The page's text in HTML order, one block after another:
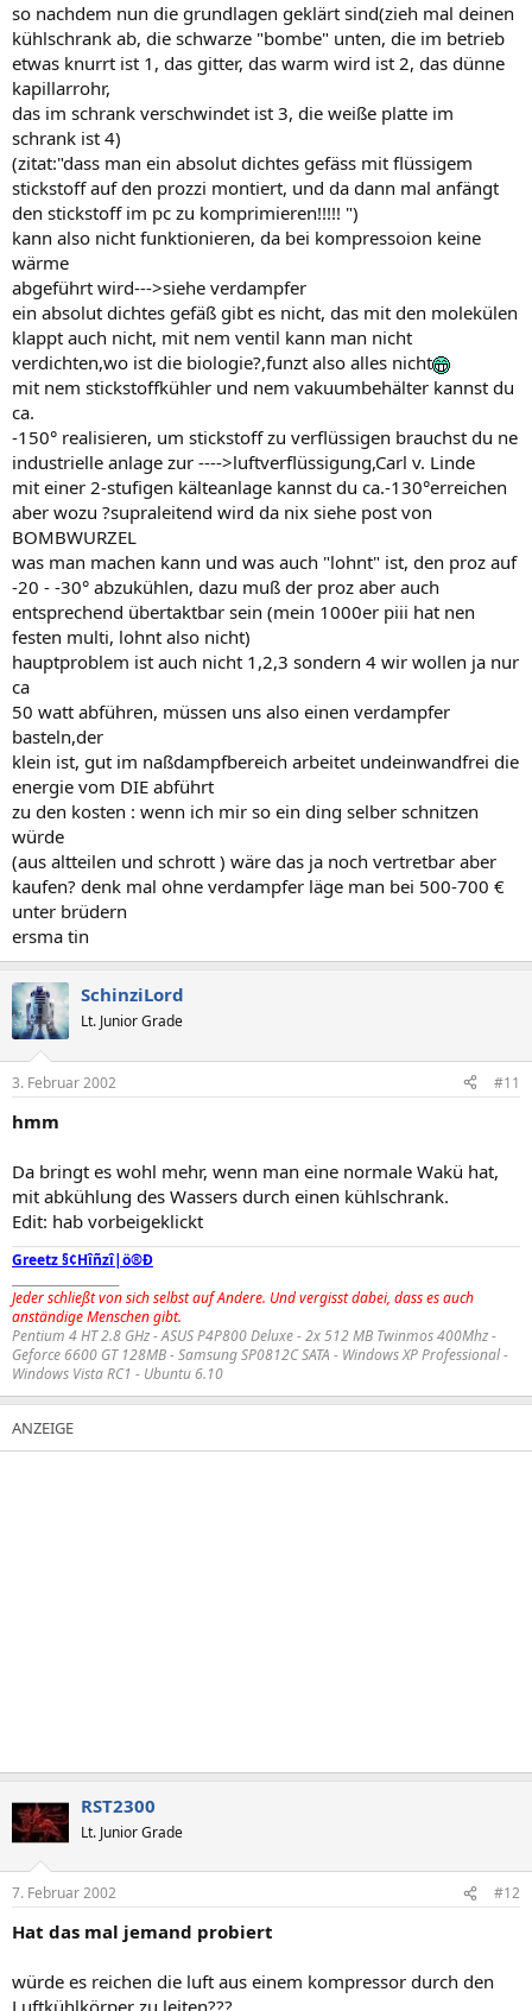
so nachdem nun die grundlagen geklärt sind(zieh mal deinen
kühlschrank ab, die schwarze "bombe" unten, die im betrieb
etwas knurrt ist 1, das gitter, das warm wird ist 2, das dünne
kapillarrohr,
das im schrank verschwindet ist 3, die weiße platte im
schrank ist 4)
(zitat:"dass man ein absolut dichtes gefäss mit flüssigem
stickstoff auf den prozzi montiert, und da dann mal anfängt
den stickstoff im pc zu komprimieren!!!!! ")
kann also nicht funktionieren, da bei kompressoion keine
wärme
abgeführt wird--->siehe verdampfer
ein absolut dichtes gefäß gibt es nicht, das mit den molekülen
klappt auch nicht, mit nem ventil kann man nicht
verdichten,wo ist die biologie?,funzt also alles nicht
mit nem stickstoffkühler und nem vakuumbehälter kannst du
ca.
-150° realisieren, um stickstoff zu verflüssigen brauchst du ne
industrielle anlage zur ---->luftverflüssigung,Carl v. Linde
mit einer 2-stufigen kälteanlage kannst du ca.-130°erreichen
aber wozu ?supraleitend wird da nix siehe post von
BOMBWURZEL
was man machen kann und was auch "lohnt" ist, den proz auf
-20 - -30° abzukühlen, dazu muß der proz aber auch
entsprechend übertaktbar sein (mein 1000er piii hat nen
festen multi, lohnt also nicht)
hauptproblem ist auch nicht 1,2,3 sondern 4 wir wollen ja nur
ca
50 watt abführen, müssen uns also einen verdampfer
basteln,der
klein ist, gut im naßdampfbereich arbeitet undeinwandfrei die
energie vom DIE abführt
zu den kosten : wenn ich mir so ein ding selber schnitzen
würde
(aus altteilen und schrott ) wäre das ja noch vertretbar aber
kaufen? denk mal ohne verdampfer läge man bei 500-700 €
unter brüdern
ersma tin
SchinziLord
Lt. Junior Grade
3. Februar 2002 #11
hmm
Da bringt es wohl mehr, wenn man eine normale Wakü hat,
mit abkühlung des Wassers durch einen kühlschrank.
Edit: hab vorbeigeklickt
Greetz §¢Hîñzî|ö®Ð
Jeder schließt von sich selbst auf Andere. Und vergisst dabei, dass es auch
anständige Menschen gibt.
Pentium 4 HT 2.8 GHz - ASUS P4P800 Deluxe - 2x 512 MB Twinmos 400Mhz -
Geforce 6600 GT 128MB - Samsung SP0812C SATA - Windows XP Professional -
Windows Vista RC1 - Ubuntu 6.10
RST2300
Lt. Junior Grade
7. Februar 2002 #12
Hat das mal jemand probiert
würde es reichen die luft aus einem kompressor durch den
Luftkühlkörper zu leiten???